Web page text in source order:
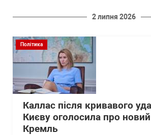
2 липня 2026
Політика
Каллас після кривавого
Києву оголосила про
Кремль